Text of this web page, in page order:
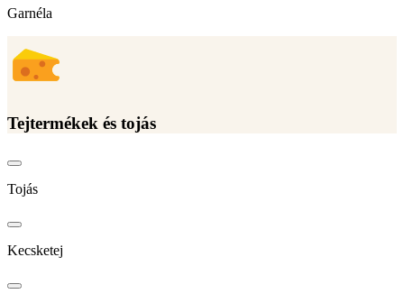
Garnéla
Tejtermékek és tojás
Tojás
Kecsketej